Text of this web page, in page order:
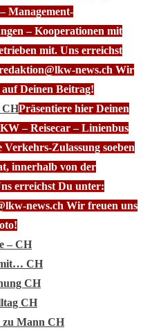
Management-
– Kooperationen mit
mit. Uns erreichst
news.ch Wir
Deinen Beitrag!
CHPräsentiere hier Deinen
– Reisecar – Linienbus
Verkehrs-Zulassung soeben
innerhalb von der
erreichst Du unter:
news.ch Wir freuen uns
– CH
CH
CH
CH
Mann CH